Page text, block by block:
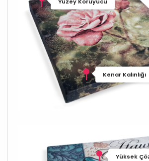
Kenar Kalınlığı
Yüksek